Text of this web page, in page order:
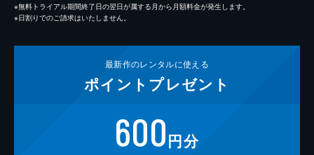
※無料トライアル期間終了日の翌日が属する月から月額料金が発生します。
※日割りでのご請求はいたしません。
最新作のレンタルに使える
ポイント プレゼント
600円分